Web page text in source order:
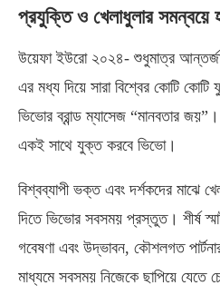
প্রযুক্তি ও খেলাধুলার সমন্বয়ে
উয়েফা ইউরো ২০২৪- শুধুমাত্র
এর মধ্য দিয়ে সারা বিশ্বের কোটি
ভিভোর ব্রান্ড ম্যাসেজ “মানবতার জয়”।
একই সাথে যুক্ত করবে ভিভো।
বিশ্বব্যাপী ভক্ত এবং দর্শকদের মাঝে
দিতে ভিভোর সবসময় প্রস্তুত। শীর্ষ
গবেষণা এবং উদ্ভাবন, কৌশলগত
মাধ্যমে সবসময় নিজেকে ছাপিয়ে যেতে